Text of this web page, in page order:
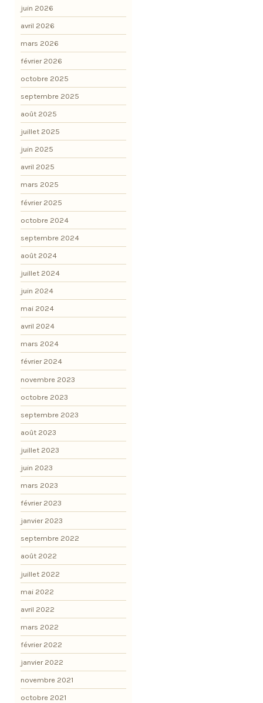
juin 2026
avril 2026
mars 2026
février 2026
octobre 2025
septembre 2025
août 2025
juillet 2025
juin 2025
avril 2025
mars 2025
février 2025
octobre 2024
septembre 2024
août 2024
juillet 2024
juin 2024
mai 2024
avril 2024
mars 2024
février 2024
novembre 2023
octobre 2023
septembre 2023
août 2023
juillet 2023
juin 2023
mars 2023
février 2023
janvier 2023
septembre 2022
août 2022
juillet 2022
mai 2022
avril 2022
mars 2022
février 2022
janvier 2022
novembre 2021
octobre 2021